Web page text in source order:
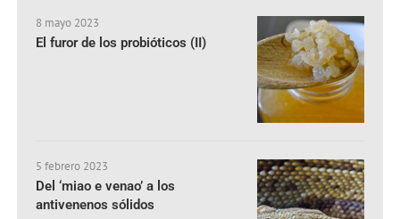
8 mayo 2023
El furor de los probióticos (II)
5 febrero 2023
Del ‘miao e venao’ a los
antivenenos sólidos